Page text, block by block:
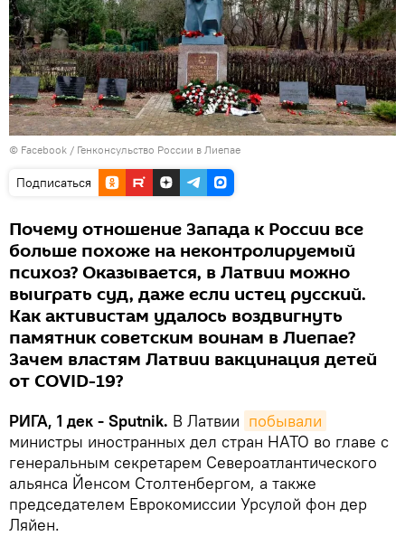
© Facebook / Генконсульство России в Лиепае
Подписаться
Почему отношение Запада к России все
больше похоже на неконтролируемый
психоз? Оказывается, в Латвии можно
выиграть суд, даже если истец русский.
Как активистам удалось воздвигнуть
памятник советским воинам в Лиепае?
Зачем властям Латвии вакцинация детей
от COVID-19?
РИГА, 1 дек - Sputnik. В Латвии побывали
министры иностранных дел стран НАТО во главе с
генеральным секретарем Североатлантического
альянса Йенсом Столтенбергом, а также
председателем Еврокомиссии Урсулой фон дер
Ляйен.